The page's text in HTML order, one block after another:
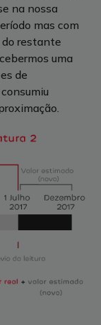
na nossa
mas com
do restante
uma
de